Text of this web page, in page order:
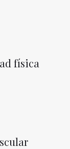
física